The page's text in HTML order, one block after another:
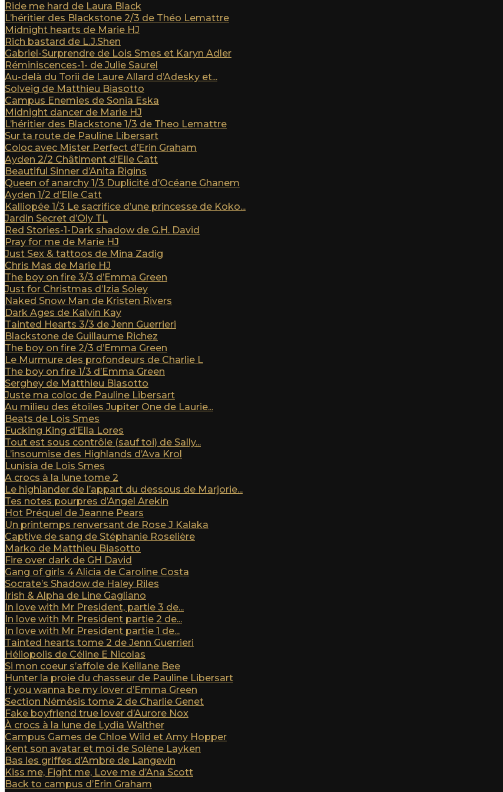
Ride me hard de Laura Black
L’héritier des Blackstone 2/3 de Théo Lemattre
Midnight hearts de Marie HJ
Rich bastard de L.J.Shen
Gabriel-Surprendre de Lois Smes et Karyn Adler
Réminiscences-1- de Julie Saurel
Au-delà du Torii de Laure Allard d’Adesky et...
Solveig de Matthieu Biasotto
Campus Enemies de Sonia Eska
Midnight dancer de Marie HJ
L’héritier des Blackstone 1/3 de Theo Lemattre
Sur ta route de Pauline Libersart
Coloc avec Mister Perfect d’Erin Graham
Ayden 2/2 Châtiment d’Elle Catt
Beautiful Sinner d’Anita Rigins
Queen of anarchy 1/3 Duplicité d’Océane Ghanem
Ayden 1/2 d’Elle Catt
Kalliopée 1/3 Le sacrifice d’une princesse de Koko...
Jardin Secret d’Oly TL
Red Stories-1-Dark shadow de G.H. David
Pray for me de Marie HJ
Just Sex & tattoos de Mina Zadig
Chris Mas de Marie HJ
The boy on fire 3/3 d’Emma Green
Just for Christmas d’Izia Soley
Naked Snow Man de Kristen Rivers
Dark Ages de Kalvin Kay
Tainted Hearts 3/3 de Jenn Guerrieri
Blackstone de Guillaume Richez
The boy on fire 2/3 d’Emma Green
Le Murmure des profondeurs de Charlie L
The boy on fire 1/3 d’Emma Green
Serghey de Matthieu Biasotto
Juste ma coloc de Pauline Libersart
Au milieu des étoiles Jupiter One de Laurie...
Beats de Lois Smes
Fucking King d’Ella Lores
Tout est sous contrôle (sauf toi) de Sally...
L’insoumise des Highlands d’Ava Krol
Lunisia de Lois Smes
A crocs à la lune tome 2
Le highlander de l’appart du dessous de Marjorie...
Tes notes pourpres d’Angel Arekin
Hot Préquel de Jeanne Pears
Un printemps renversant de Rose J Kalaka
Captive de sang de Stéphanie Roselière
Marko de Matthieu Biasotto
Fire over dark de GH David
Gang of girls 4 Alicia de Caroline Costa
Socrate’s Shadow de Haley Riles
Irish & Alpha de Line Gagliano
In love with Mr President, partie 3 de...
In love with Mr President partie 2 de...
In love with Mr President partie 1 de...
Tainted hearts tome 2 de Jenn Guerrieri
Héliopolis de Céline E Nicolas
Si mon coeur s’affole de Kelilane Bee
Hunter la proie du chasseur de Pauline Libersart
If you wanna be my lover d’Emma Green
Section Némésis tome 2 de Charlie Genet
Fake boyfriend true lover d’Aurore Nox
À crocs à la lune de Lydia Walther
Campus Games de Chloe Wild et Amy Hopper
Kent son avatar et moi de Solène Layken
Bas les griffes d’Ambre de Langevin
Kiss me, Fight me, Love me d’Ana Scott
Back to campus d’Erin Graham